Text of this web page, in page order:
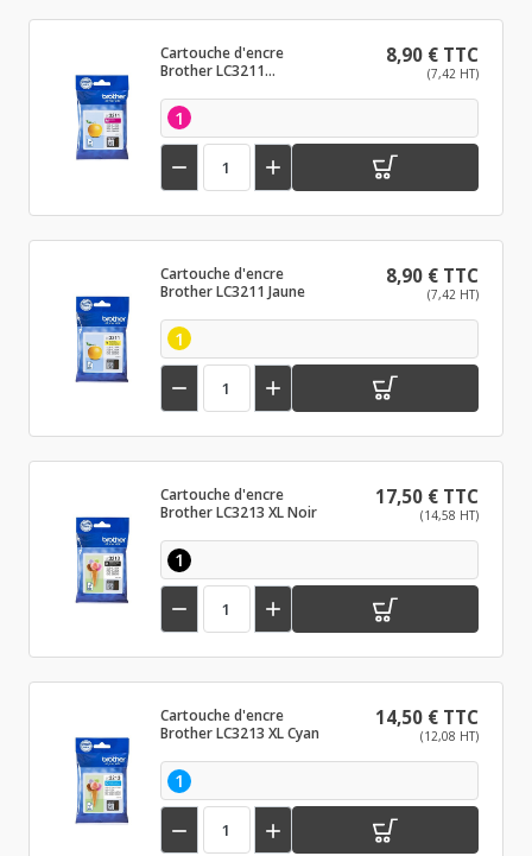
Cartouche d'encre
Brother LC3211
8,90 € TTC
(7,42 HT)
1
 
Cartouche d'encre
Brother LC3211 Jaune
8,90 € TTC
(7,42 HT)
1
 
Cartouche d'encre
Brother LC3213 XL Noir
17,50 € TTC
(14,58 HT)
1
 
Cartouche d'encre
Brother LC3213 XL Cyan
14,50 € TTC
(12,08 HT)
1
 